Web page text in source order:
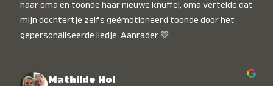
haar oma en toonde haar nieuwe knuffel, oma vertelde dat
mijn dochtertje zelfs geëmotioneerd toonde door het
gepersonaliseerde liedje. Aanrader 💛
Mathilde Hol